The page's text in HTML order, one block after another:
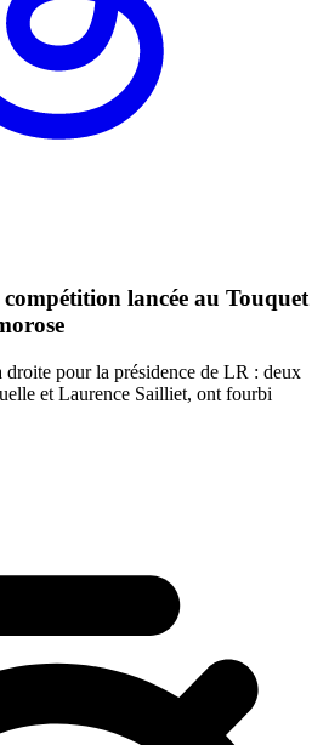
lancée au Touquet
droite pour la présidence de LR : deux
et Laurence Sailliet, ont fourbi